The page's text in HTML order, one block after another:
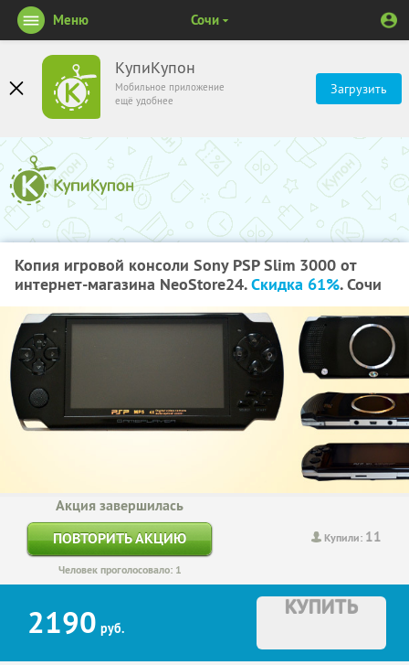
КупиКупон
Мобильное приложение
ещё удобнее
Загрузить
Меню Сочи
Копия игровой консоли Sony PSP Slim 3000 от
интернет-магазина NeoStore24.Скидка 61%. Сочи
Купили: 11
Акция завершилась
ПОВТОРИТЬ АКЦИЮ
Человек проголосовало: 1
2190 руб.
КУПИТЬ